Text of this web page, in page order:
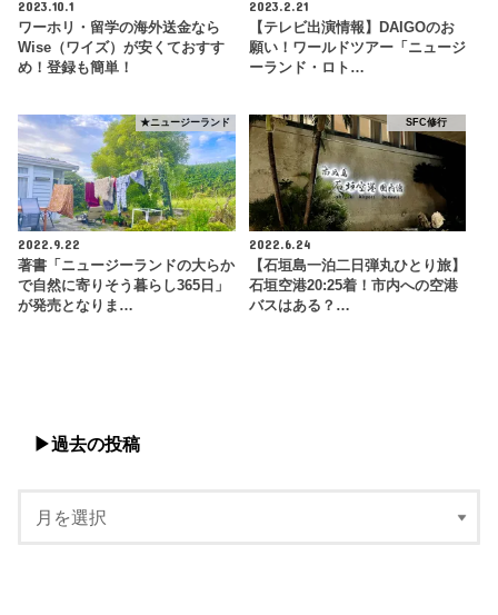
2023.10.1
ワーホリ・留学の海外送金なら
Wise（ワイズ）が安くておすす
め！登録も簡単！
2023.2.21
【テレビ出演情報】DAIGOのお
願い！ワールドツアー「ニュージ
ーランド・ロト…
★ニュージーランド
2022.9.22
著書「ニュージーランドの大らか
で自然に寄りそう暮らし365日」
が発売となりま…
SFC修行
2022.6.24
【石垣島一泊二日弾丸ひとり旅】
石垣空港20:25着！市内への空港
バスはある？…
▶︎過去の投稿